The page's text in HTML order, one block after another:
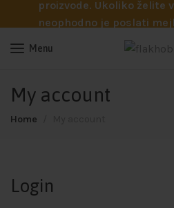
proizvode. Ukoliko želite
neophodno je poslati
potrebna pomoć oko
Menu
My account
Home
Login